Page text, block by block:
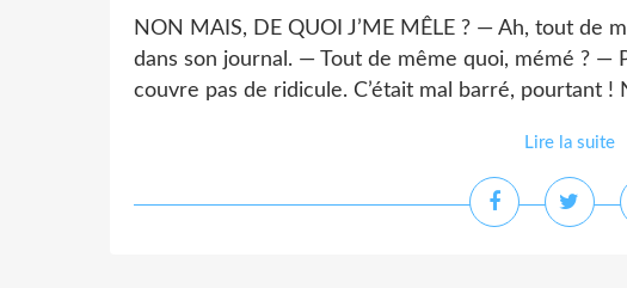
NON MAIS, DE QUOI J’ME MÊLE ? — Ah, tout de
dans son journal. — Tout de même quoi, mémé ? —
couvre pas de ridicule. C’était mal barré, pourtant !
Lire la suite